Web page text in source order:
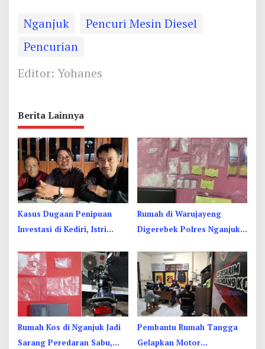
Nganjuk
Pencuri Mesin Diesel
Pencurian
Editor: Yohanes
Berita Lainnya
Kasus Dugaan Penipuan
Investasi di Kediri, Istri
Rumah di Warujayeng
Digerebek Polres Nganjuk,
Rumah Kos di Nganjuk Jadi
Sarang Peredaran Sabu,
Pembantu Rumah Tangga
Gelapkan Motor